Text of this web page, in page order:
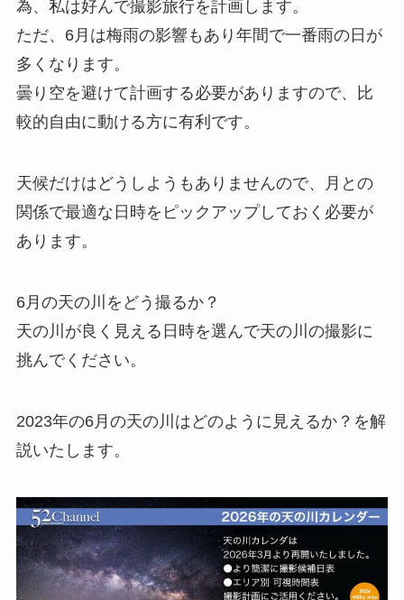
為、私は好んで撮影旅行を計画します。
ただ、6月は梅雨の影響もあり年間で一番雨の日が
多くなります。
曇り空を避けて計画する必要がありますので、比
較的自由に動ける方に有利です。
天候だけはどうしようもありませんので、月との
関係で最適な日時をピックアップしておく必要が
あります。
6月の天の川をどう撮るか？
天の川が良く見える日時を選んで天の川の撮影に
挑んでください。
2023年の6月の天の川はどのように見えるか？を解
説いたします。